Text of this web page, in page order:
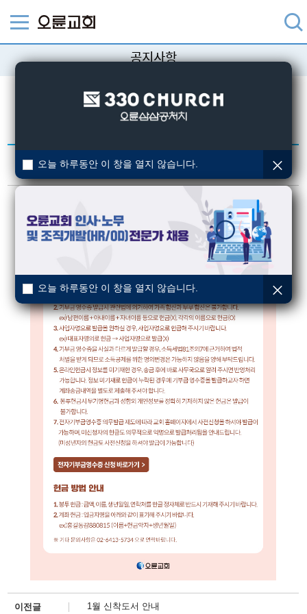
공지사항
교회의 다양한 소식을 알려드립니다.
기부금 영수증 발급 유의사항 안
내
작성일 : 2026-01-30
이전글 1월 신착도서 안내
오늘 하루동안 이 창을 열지 않습니다.
오늘 하루동안 이 창을 열지 않습니다.